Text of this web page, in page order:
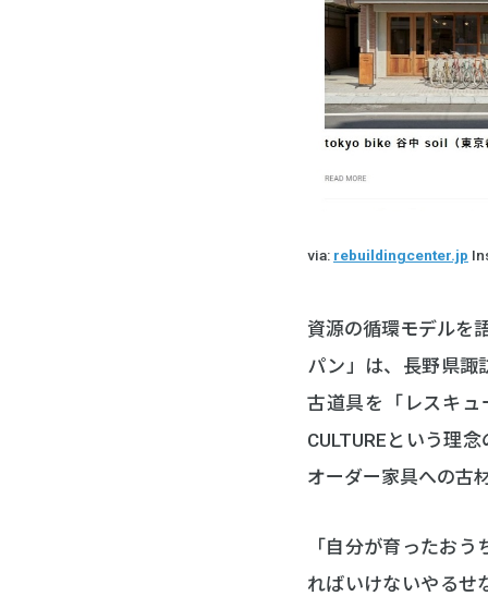
via: rebuildingcenter.jp
資源の循環モデルを
パン」は、長野県諏
古道具を「レスキュ
CULTUREという理
オーダー家具への古
「自分が育ったお
ればいけないやるせ